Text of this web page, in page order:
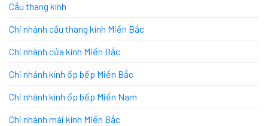
Cầu thang kính
Chi nhánh cầu thang kính Miền Bắc
Chi nhánh cửa kính Miền Bắc
Chi nhánh kính ốp bếp Miền Bắc
Chi nhánh kính ốp bếp Miền Nam
Chi nhánh mái kính Miền Bắc